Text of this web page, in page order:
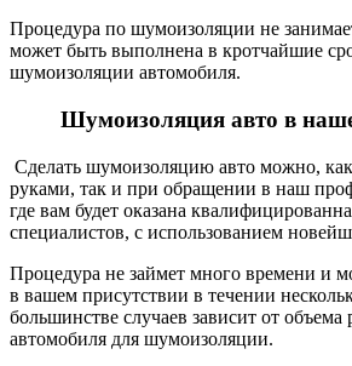
Процедура по шумоизоляции не
может быть выполнена в кротчайшие
шумоизоляции автомобиля.
Шумоизоляция авто в
Сделать шумоизоляцию авто можно,
руками, так и при обращении в наш
где вам будет оказана
специалистов, с использованием
Процедура не займет много времени и
в вашем присутствии в течении
большинстве случаев зависит от
автомобиля для шумоизоляции.